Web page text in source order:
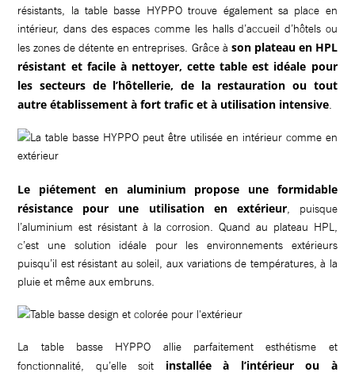
résistants, la table basse HYPPO trouve également sa place en
intérieur, dans des espaces comme les halls d’accueil d’hôtels ou
les zones de détente en entreprises. Grâce à son plateau en HPL
résistant et facile à nettoyer, cette table est idéale pour
les secteurs de l’hôtellerie, de la restauration ou tout
autre établissement à fort trafic et à utilisation intensive.
Le piétement en aluminium propose une formidable
résistance pour une utilisation en extérieur, puisque
l’aluminium est résistant à la corrosion. Quand au plateau HPL,
c’est une solution idéale pour les environnements extérieurs
puisqu’il est résistant au soleil, aux variations de températures, à la
pluie et même aux embruns.
La table basse HYPPO allie parfaitement esthétisme et
fonctionnalité, qu’elle soit installée à l’intérieur ou à